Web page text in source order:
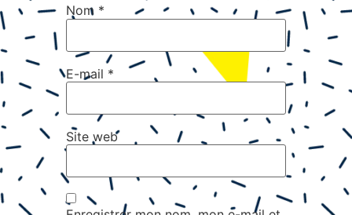
Nom *
E-mail *
Site web